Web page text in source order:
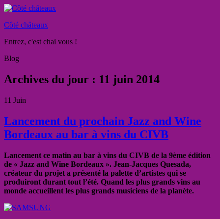
Côté châteaux
Entrez, c'est chai vous !
Blog
Archives du jour : 11 juin 2014
11 Juin
Lancement du prochain Jazz and Wine
Bordeaux au bar à vins du CIVB
Lancement ce matin au bar à vins du CIVB de la 9ème édition
de « Jazz and Wine Bordeaux ». Jean-Jacques Quesada,
créateur du projet a présenté la palette d’artistes qui se
produiront durant tout l’été. Quand les plus grands vins au
monde accueillent les plus grands musiciens de la planète.